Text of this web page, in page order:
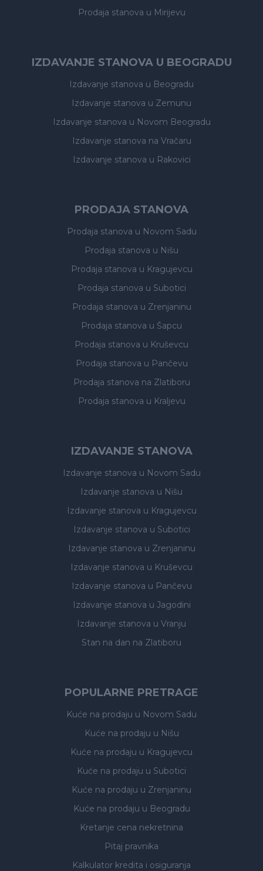
Prodaja stanova u Mirijevu
IZDAVANJE STANOVA U BEOGRADU
Izdavanje stanova u Beogradu
Izdavanje stanova u Zemunu
Izdavanje stanova u Novom Beogradu
Izdavanje stanova na Vračaru
Izdavanje stanova u Rakovici
PRODAJA STANOVA
Prodaja stanova u Novom Sadu
Prodaja stanova u Nišu
Prodaja stanova u Kragujevcu
Prodaja stanova u Subotici
Prodaja stanova u Zrenjaninu
Prodaja stanova u Šapcu
Prodaja stanova u Kruševcu
Prodaja stanova u Pančevu
Prodaja stanova na Zlatiboru
Prodaja stanova u Kraljevu
IZDAVANJE STANOVA
Izdavanje stanova u Novom Sadu
Izdavanje stanova u Nišu
Izdavanje stanova u Kragujevcu
Izdavanje stanova u Subotici
Izdavanje stanova u Zrenjaninu
Izdavanje stanova u Kruševcu
Izdavanje stanova u Pančevu
Izdavanje stanova u Jagodini
Izdavanje stanova u Vranju
Stan na dan na Zlatiboru
POPULARNE PRETRAGE
Kuće na prodaju u Novom Sadu
Kuće na prodaju u Nišu
Kuće na prodaju u Kragujevcu
Kuće na prodaju u Subotici
Kuće na prodaju u Zrenjaninu
Kuće na prodaju u Beogradu
Kretanje cena nekretnina
Pitaj pravnika
Kalkulator kredita i osiguranja